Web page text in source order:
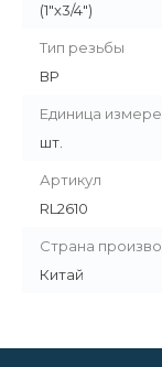
(1"х3/4")
Тип резьбы
ВР
Единица
шт.
Артикул
RL2610
Страна
Китай